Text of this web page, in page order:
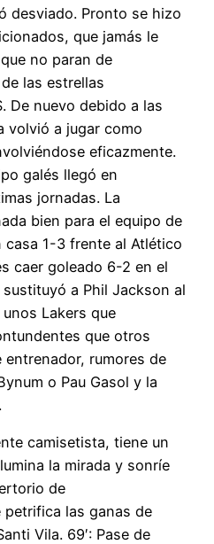
desviado. Pronto se hizo
que jamás le
no paran de
las estrellas
De nuevo debido a las
volvió a jugar como
eficazmente.
galés llegó en
jornadas. La
bien para el equipo de
casa 1-3 frente al Atlético
caer goleado 6-2 en el
a Phil Jackson al
Lakers que
que otros
rumores de
o Pau Gasol y la
camisetista, tiene un
la mirada y sonríe
de
las ganas de
Vila. 69′: Pase de